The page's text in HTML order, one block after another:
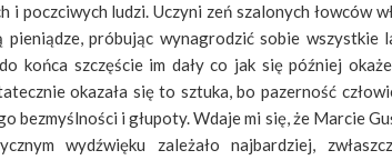
i poczciwych ludzi. Uczyni zeń szalonych łowców
pieniądze, próbując wynagrodzić sobie
końca szczęście im dały co jak się później
okazała się to sztuka, bo pazerność
bezmyślności i głupoty. Wdaje mi się, że Marcie
wydźwięku zależało najbardziej,